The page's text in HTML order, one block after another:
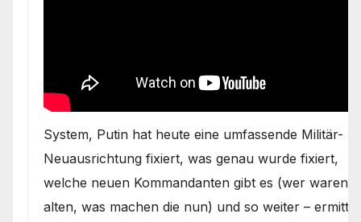
System, Putin hat heute eine umfassende Militär-
Neuausrichtung fixiert, was genau wurde fixiert,
welche neuen Kommandanten gibt es (wer waren
alten, was machen die nun) und so weiter – ermittle